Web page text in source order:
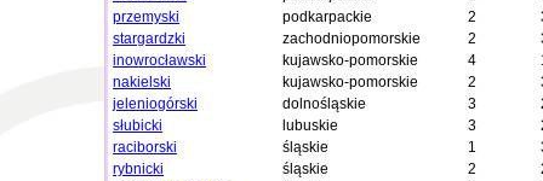
przemyski
podkarpackie 2
stargardzki
zachodniopomorskie 2
inowrocławski
kujawsko-pomorskie 4
nakielski
kujawsko-pomorskie 2
jeleniogórski
dolnośląskie 3
słubicki
lubuskie 3
raciborski
śląskie 1
rybnicki
śląskie 2